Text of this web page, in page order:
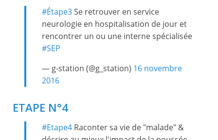
#Étape3Se retrouver en service
neurologie en hospitalisation de jour et
rencontrer un ou une interne spécialisée
#SEP
— g-station (@g_station) 16 novembre
2016
ETAPE N°4
#Etape4 Raconter sa vie de "malade" &